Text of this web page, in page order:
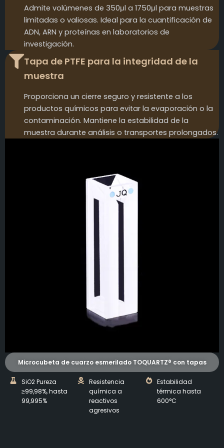
Admite volúmenes de 350μl a 1750μl para muestras
limitadas o valiosas. Ideal para la cuantificación de
ADN, ARN y proteínas en laboratorios de
investigación.
Tapa de PTFE para la integridad de la
muestra
Proporciona un cierre seguro y resistente a los
productos químicos para evitar la evaporación o la
contaminación. Mantiene la estabilidad de la
muestra durante análisis o transportes prolongados.
Microcubeta de cuarzo esmerilado TOQUARTZ® con tapas
SiO2 Pureza
≥99,98%, hasta
99,995%
Resistencia
química a
reactivos
agresivos
Estabilidad
térmica hasta
600°C